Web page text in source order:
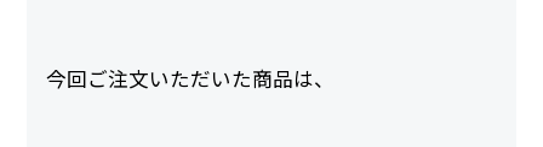
今回ご注文いただいた商品は、